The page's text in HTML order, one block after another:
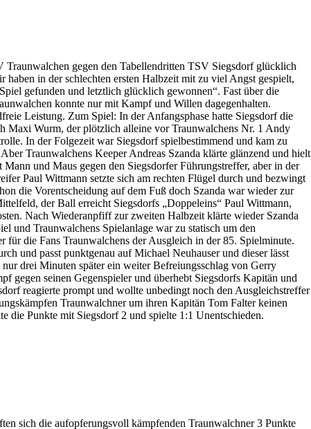
gegen den Tabellendritten TSV Siegsdorf glücklich
in der schlechten ersten Halbzeit mit zu viel Angst gespielt,
gefunden und letztlich glücklich gewonnen“. Fast über die
konnte nur mit Kampf und Willen dagegenhalten.
Leistung. Zum Spiel: In der Anfangsphase hatte Siegsdorf die
Maxi Wurm, der plötzlich alleine vor Traunwalchens Nr. 1 Andy
In der Folgezeit war Siegsdorf spielbestimmend und kam zu
Traunwalchens Keeper Andreas Szanda klärte glänzend und hielt
und Maus gegen den Siegsdorfer Führungstreffer, aber in der
Paul Wittmann setzte sich am rechten Flügel durch und bezwingt
die Vorentscheidung auf dem Fuß doch Szanda war wieder zur
der Ball erreicht Siegsdorfs „Doppeleins“ Paul Wittmann,
Nach Wiederanpfiff zur zweiten Halbzeit klärte wieder Szanda
und Traunwalchens Spielanlage war zu statisch um den
die Fans Traunwalchens der Ausgleich in der 85. Spielminute.
und passt punktgenau auf Michael Neuhauser und dieser lässt
drei Minuten später ein weiter Befreiungsschlag von Gerry
gegen seinen Gegenspieler und überhebt Siegsdorfs Kapitän und
reagierte prompt und wollte unbedingt noch den Ausgleichstreffer
Traunwalchner um ihren Kapitän Tom Falter keinen
die Punkte mit Siegsdorf 2 und spielte 1:1 Unentschieden.
sich die aufopferungsvoll kämpfenden Traunwalchner 3 Punkte